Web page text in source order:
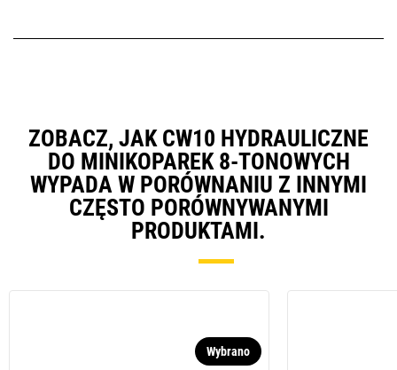
ZOBACZ, JAK CW10 HYDRAULICZNE
DO MINIKOPAREK 8-TONOWYCH
WYPADA W PORÓWNANIU Z INNYMI
CZĘSTO PORÓWNYWANYMI
PRODUKTAMI.
Wybrano